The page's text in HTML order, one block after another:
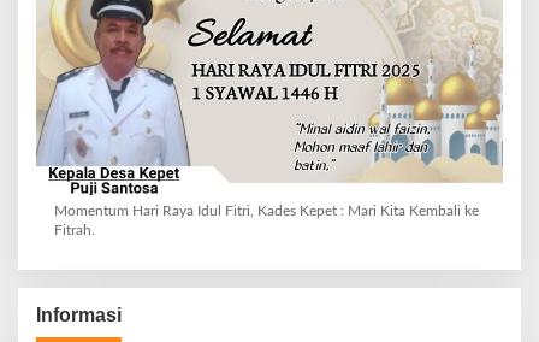
Momentum Hari Raya Idul Fitri, Kades Kepet : Mari Kita Kembali ke
Fitrah.
Informasi